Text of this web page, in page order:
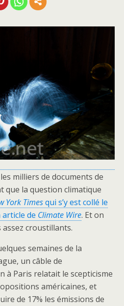
milliers de documents de
que la question climatique
York Timesqui s’y est collé le
de Climate Wire. Et on
croustillants.
semaines de la
un câble de
à Paris relatait le scepticisme
américaines, et
de 17% les émissions de